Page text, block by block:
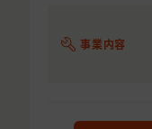
事業内容